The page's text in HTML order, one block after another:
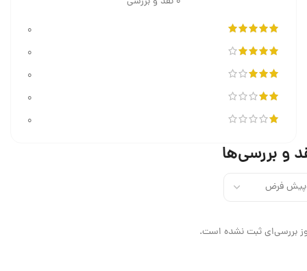
0
0
0
0
0
و بررسی‌ها
بررسی‌ای ثبت نشده است.